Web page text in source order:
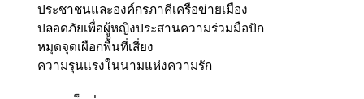
ประชาชนและองค์กรภาคีเครือข่ายเมือง
ปลอดภัยเพื่อผู้หญิงประสานความร่วมมือปัก
หมุดจุดเผือกพื้นที่เสี่ยง
ความรุนแรงในนามแห่งความรัก